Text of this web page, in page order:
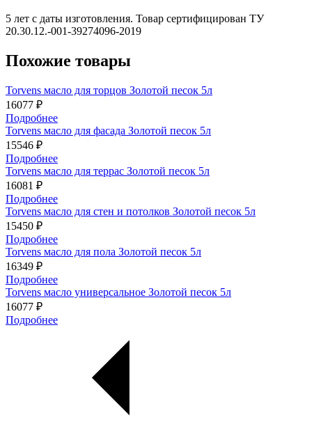
5 лет с даты изготовления. Товар сертифицирован ТУ
20.30.12.-001-39274096-2019
Похожие товары
Torvens масло для торцов Золотой песок 5л
16077 ₽
Подробнее
Torvens масло для фасада Золотой песок 5л
15546 ₽
Подробнее
Torvens масло для террас Золотой песок 5л
16081 ₽
Подробнее
Torvens масло для стен и потолков Золотой песок 5л
15450 ₽
Подробнее
Torvens масло для пола Золотой песок 5л
16349 ₽
Подробнее
Torvens масло универсальное Золотой песок 5л
16077 ₽
Подробнее